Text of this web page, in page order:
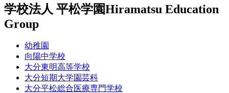
学校法人 平松学園Hiramatsu Education
Group
幼稚園
向陽中学校
大分東明高等学校
大分短期大学園芸科
大分平松総合医療専門学校